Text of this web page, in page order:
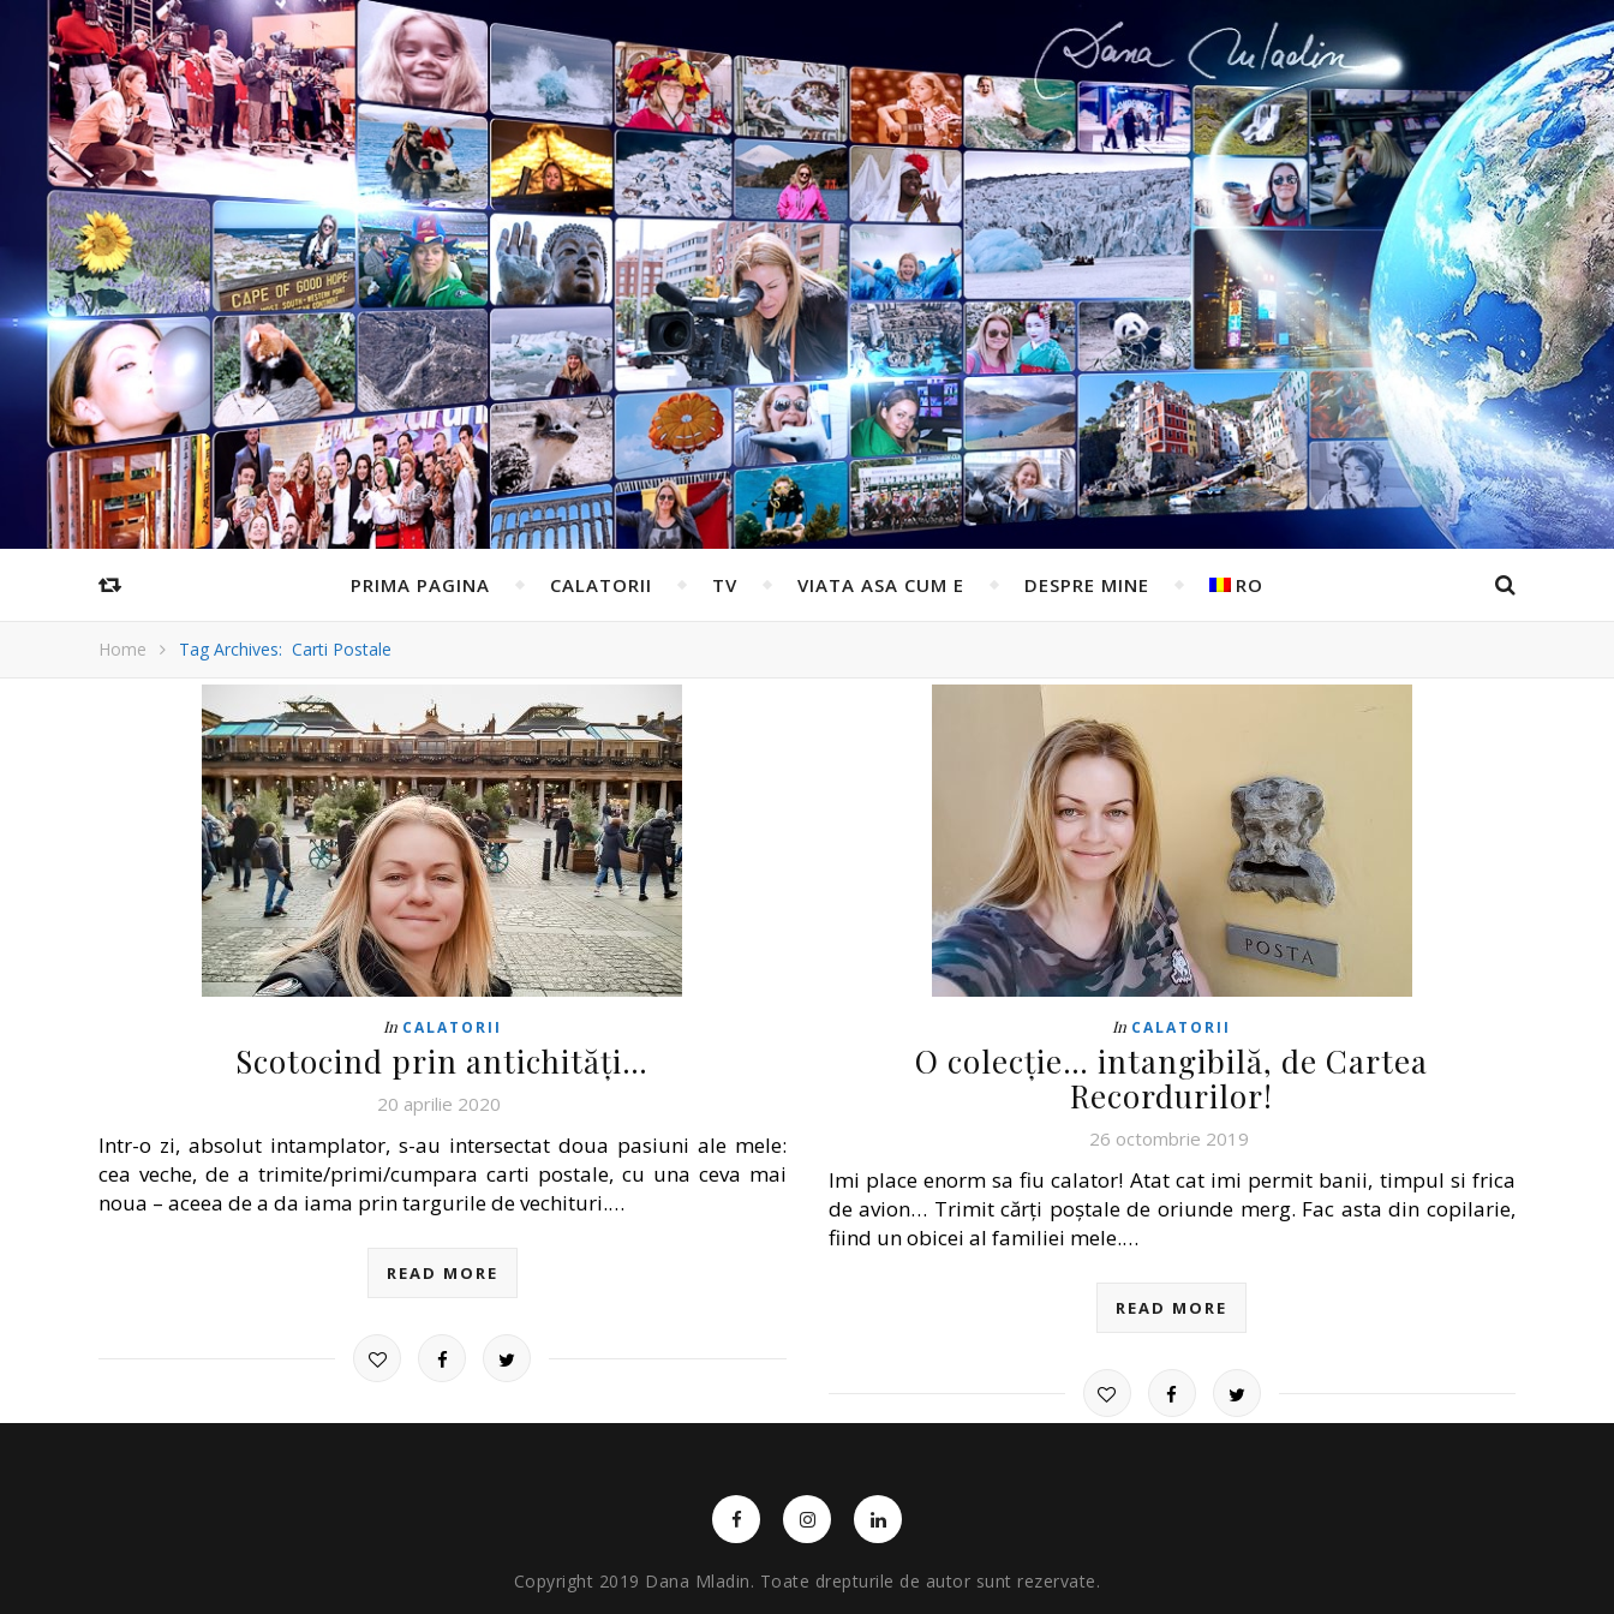
PRIMA PAGINA CALATORII TV VIATA ASA CUM E DESPRE MINE RO
Home Tag Archives: Carti Postale
In CALATORII
Scotocind prin antichităţi…
20 aprilie 2020
Intr-o zi, absolut intamplator, s-au intersectat doua pasiuni ale mele:
cea veche, de a trimite/primi/cumpara carti postale, cu una ceva mai
noua – aceea de a da iama prin targurile de vechituri.…
READ MORE
In CALATORII
O colecție… intangibilă, de Cartea
Recordurilor!
26 octombrie 2019
Imi place enorm sa fiu calator! Atat cat imi permit banii, timpul si frica
de avion… Trimit cărți poștale de oriunde merg. Fac asta din copilarie,
fiind un obicei al familiei mele.…
READ MORE
Copyright 2019 Dana Mladin. Toate drepturile de autor sunt rezervate.